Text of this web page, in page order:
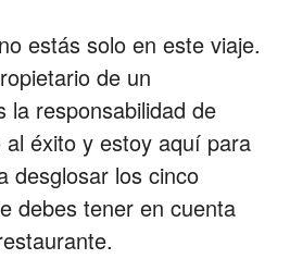
Marketing
para
estás solo en este viaje.
de un
la responsabilidad de
éxito y estoy aquí para
desglosar los cinco
debes tener en cuenta